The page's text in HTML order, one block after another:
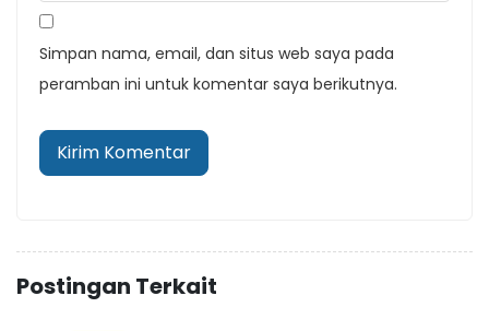
Simpan nama, email, dan situs web saya pada
peramban ini untuk komentar saya berikutnya.
Postingan Terkait